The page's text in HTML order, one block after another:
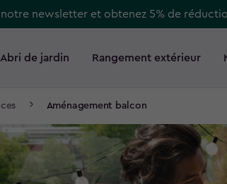
newsletter et obtenez 5% de
Abri de jardin Rangement extérieur
Aménagement balcon